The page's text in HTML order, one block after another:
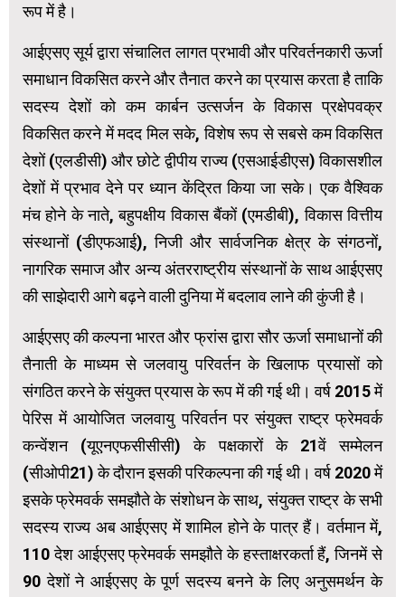
रूप में है।
आईएसए सूर्य द्वारा संचालित लागत प्रभावी और परिवर्तनकारी ऊर्जा
समाधान विकसित करने और तैनात करने का प्रयास करता है ताकि
सदस्य देशों को कम कार्बन उत्सर्जन के विकास प्रक्षेपवक्र
विकसित करने में मदद मिल सके, विशेष रूप से सबसे कम विकसित
देशों (एलडीसी) और छोटे द्वीपीय राज्य (एसआईडीएस) विकासशील
देशों में प्रभाव देने पर ध्यान केंद्रित किया जा सके। एक वैश्विक
मंच होने के नाते, बहुपक्षीय विकास बैंकों (एमडीबी), विकास वित्तीय
संस्थानों (डीएफआई), निजी और सार्वजनिक क्षेत्र के संगठनों,
नागरिक समाज और अन्य अंतरराष्ट्रीय संस्थानों के साथ आईएसए
की साझेदारी आगे बढ़ने वाली दुनिया में बदलाव लाने की कुंजी है।
आईएसए की कल्पना भारत और फ्रांस द्वारा सौर ऊर्जा समाधानों की
तैनाती के माध्यम से जलवायु परिवर्तन के खिलाफ प्रयासों को
संगठित करने के संयुक्त प्रयास के रूप में की गई थी। वर्ष 2015 में
पेरिस में आयोजित जलवायु परिवर्तन पर संयुक्त राष्ट्र फ्रेमवर्क
कन्वेंशन (यूएनएफसीसीसी) के पक्षकारों के 21वें सम्मेलन
(सीओपी21) के दौरान इसकी परिकल्पना की गई थी। वर्ष 2020 में
इसके फ्रेमवर्क समझौते के संशोधन के साथ, संयुक्त राष्ट्र के सभी
सदस्य राज्य अब आईएसए में शामिल होने के पात्र हैं। वर्तमान में,
110 देश आईएसए फ्रेमवर्क समझौते के हस्ताक्षरकर्ता हैं, जिनमें से
90 देशों ने आईएसए के पूर्ण सदस्य बनने के लिए अनुसमर्थन के